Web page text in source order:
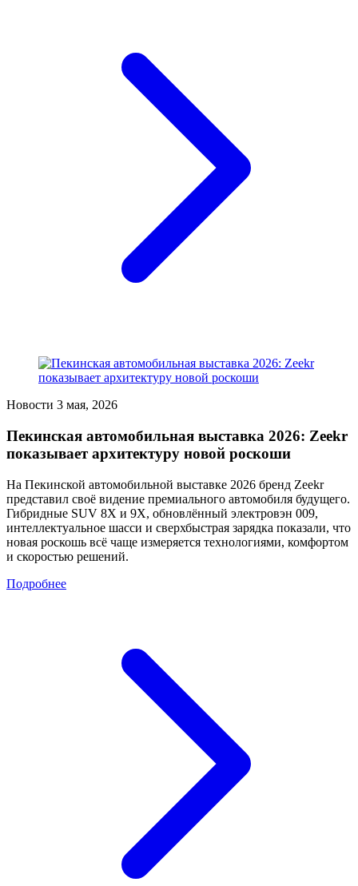
Новости 3 мая, 2026
Пекинская автомобильная выставка 2026: Zeekr
показывает архитектуру новой роскоши
На Пекинской автомобильной выставке 2026 бренд Zeekr
представил своё видение премиального автомобиля будущего.
Гибридные SUV 8X и 9X, обновлённый электровэн 009,
интеллектуальное шасси и сверхбыстрая зарядка показали, что
новая роскошь всё чаще измеряется технологиями, комфортом
и скоростью решений.
Подробнее